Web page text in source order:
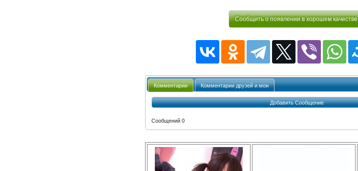
Сообщить о появлении в хорошем качестве
Комментарии Комментарии друзей и мои
Добавить Сообщение
Сообщений 0